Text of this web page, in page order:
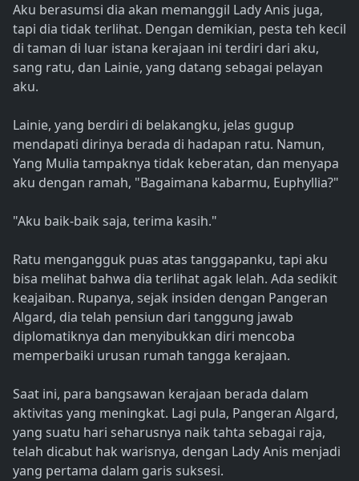
Aku berasumsi dia akan memanggil Lady Anis juga,
tapi dia tidak terlihat. Dengan demikian, pesta teh kecil
di taman di luar istana kerajaan ini terdiri dari aku,
sang ratu, dan Lainie, yang datang sebagai pelayan
aku.
Lainie, yang berdiri di belakangku, jelas gugup
mendapati dirinya berada di hadapan ratu. Namun,
Yang Mulia tampaknya tidak keberatan, dan menyapa
aku dengan ramah, "Bagaimana kabarmu, Euphyllia?"
"Aku baik-baik saja, terima kasih."
Ratu mengangguk puas atas tanggapanku, tapi aku
bisa melihat bahwa dia terlihat agak lelah. Ada sedikit
keajaiban. Rupanya, sejak insiden dengan Pangeran
Algard, dia telah pensiun dari tanggung jawab
diplomatiknya dan menyibukkan diri mencoba
memperbaiki urusan rumah tangga kerajaan.
Saat ini, para bangsawan kerajaan berada dalam
aktivitas yang meningkat. Lagi pula, Pangeran Algard,
yang suatu hari seharusnya naik tahta sebagai raja,
telah dicabut hak warisnya, dengan Lady Anis menjadi
yang pertama dalam garis suksesi.